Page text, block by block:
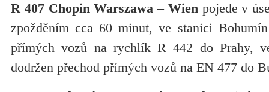
R 407 Chopin Warszawa – Wienpojede v
zpožděním cca 60 minut, ve stanici
přímých vozů na rychlík R 442 do Prahy,
dodržen přechod přímých vozů na EN 477 do